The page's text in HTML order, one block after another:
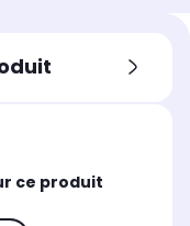
ce produit